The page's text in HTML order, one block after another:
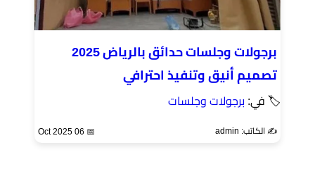
برجولات وجلسات حدائق بالرياض 2025
تصميم أنيق وتنفيذ احترافي
🏷 في: برجولات وجلسات
✍️ الكاتب: admin 📅 06 Oct 2025